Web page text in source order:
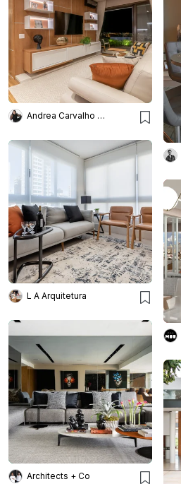
Andrea Carvalho Arquitetura
L A Arquitetura
Architects + Co